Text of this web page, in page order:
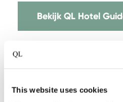
This website uses cookies
Bekijk QL Hotel